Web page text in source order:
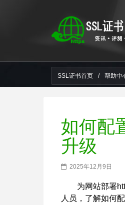
SSL证书首页 / 帮助中
如何配
升级
2025年12月9日
为网站部署
人员，了解如何